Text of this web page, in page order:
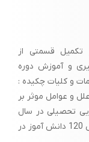
علاوه بر تاثیر بر
و جامعه دارد.
خانواده ها و افراد
زیادی را در مدرسه
بنابراین آشنا
مدارس امری
مطلوب برنامه
خود در جنبه آموزش
تکمیل قسمتی از
و آموزش دوره
و کلیات چکیده :
و عوامل موثر بر
تحصیلی در سال
91-90 شهرستان ایذه می باشد . در این پژوهش 120 دانش آموز در